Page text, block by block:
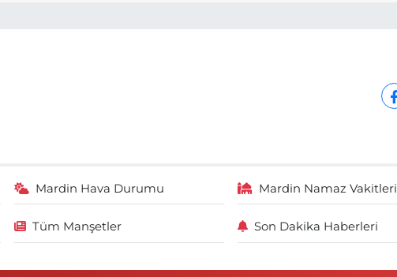
Mardin Hava Durumu Mardin Namaz Vakitleri
Tüm Manşetler Son Dakika Haberleri